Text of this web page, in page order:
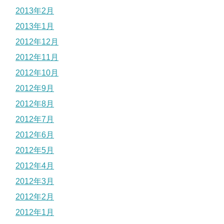
2013年2月
2013年1月
2012年12月
2012年11月
2012年10月
2012年9月
2012年8月
2012年7月
2012年6月
2012年5月
2012年4月
2012年3月
2012年2月
2012年1月